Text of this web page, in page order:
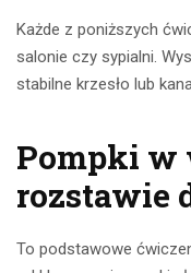
Każde z poniższych
salonie czy sypialni.
stabilne krzesło lub
Pompki w
rozstawie
To podstawowe